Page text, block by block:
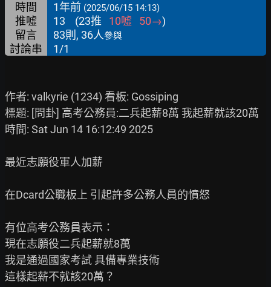
時間 1年前 (2025/06/15 14:13)
推噓 13 (23推 10噓 50→)
留言
83則, 36人參與
討論串 1/1
作者: valkyrie (1234) 看板: Gossiping
標題: [問卦] 高考公務員:二兵起薪8萬 我起薪就該20萬
時間: Sat Jun 14 16:12:49 2025
最近志願役軍人加薪
在Dcard公職板上 引起許多公務人員的憤怒
有位高考公務員表示：
現在志願役二兵起薪就8萬
我是通過國家考試 具備專業技術
這樣起薪不就該20萬？